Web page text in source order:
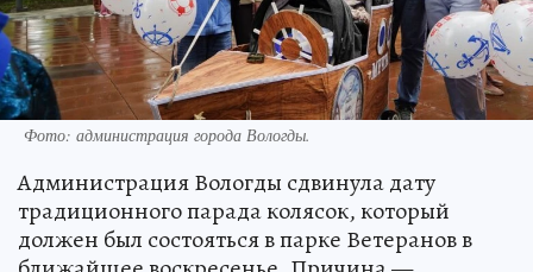
Фото: администрация города Вологды.
Администрация Вологды сдвинула дату
традиционного парада колясок, который
должен был состояться в парке Ветеранов в